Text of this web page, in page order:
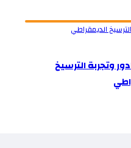
وتجربة الترسيخ